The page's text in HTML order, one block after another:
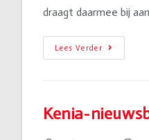
draagt daarmee bij
Lees Verder
Kenia-